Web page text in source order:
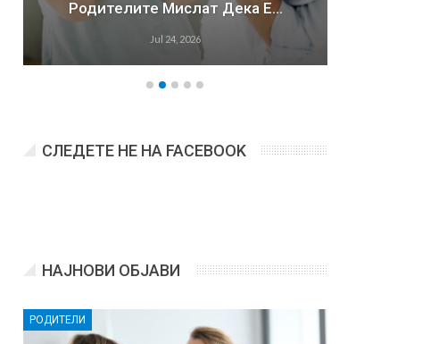
Родителите Мислат Дека Е…
Jul 24, 2026
СЛЕДЕТЕ НЕ НА FACEBOOK
НАЈНОВИ ОБЈАВИ
РОДИТЕЛИ